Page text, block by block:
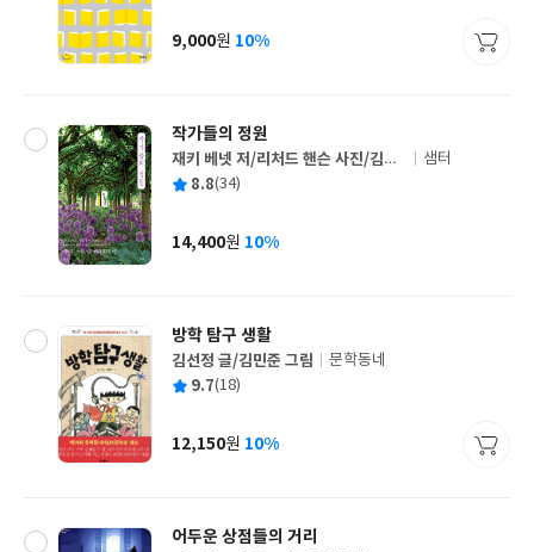
사
가
9,000원 10%
작가들의 정원
글
쓴
재키 베넷 저/리처드 핸슨 사진/김명
신 역
출
사
샘터
평 8.8(34)
가
14,400원 10%
방학 탐구 생활
글
쓴
김선정 글/김민준 그림
출
사
문학동네
평 9.7(18)
가
12,150원 10%
어두운 상점들의 거리